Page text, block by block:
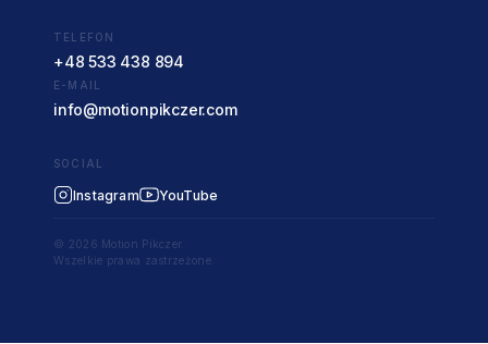
TELEFON
+48 533 438 894
E-MAIL
info@motionpikczer.com
SOCIAL
Instagram YouTube
© 2026 Motion Pikczer.
Wszelkie prawa zastrzeżone.